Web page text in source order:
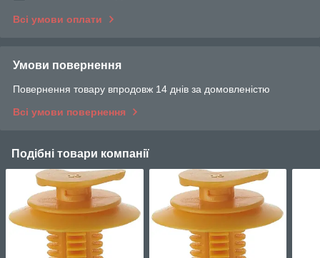
Всі умови оплати
Умови повернення
Повернення товару впродовж 14 днів за домовленістю
Всі умови повернення
Подібні товари компанії